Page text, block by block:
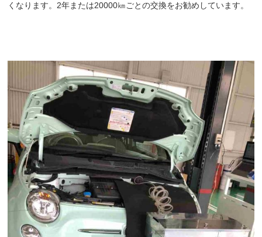
くなります。2年または20000㎞ごとの交換をお勧めしています。